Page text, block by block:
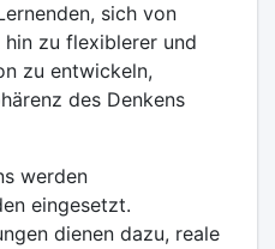
sich von
zu flexiblerer und
zu entwickeln,
des Denkens
werden
eingesetzt.
dienen dazu, reale